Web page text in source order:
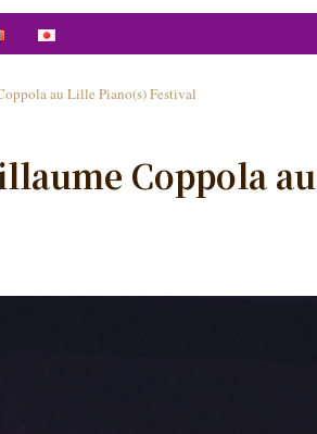
au Lille Piano(s) Festival
Coppola au